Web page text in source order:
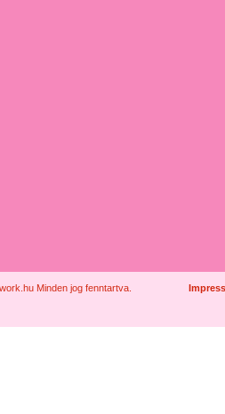
Minden jog fenntartva.